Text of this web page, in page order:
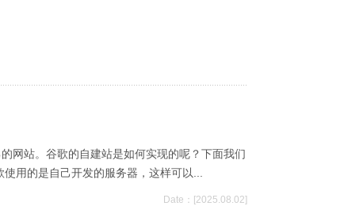
网站。谷歌的自建站是如何实现的呢？下面我们
用的是自己开发的服务器，这样可以...
Date：[2025.08.02]